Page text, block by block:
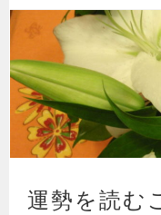
o
ok
er
運勢を読む